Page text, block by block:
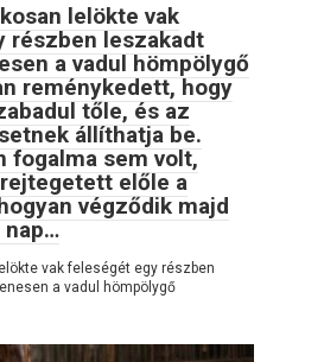
lelökte vak
részben leszakadt
a vadul hömpölygő
reménykedett, hogy
tőle, és az
állíthatja be.
fogalma sem volt,
előle a
végződik majd
nap…
vak feleségét egy részben
a vadul hömpölygő